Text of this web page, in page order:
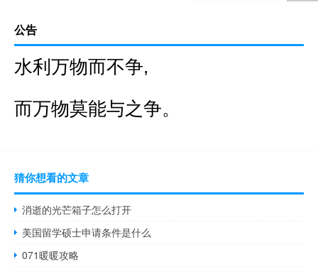
公告
水利万物而不争,
而万物莫能与之争。
猜你想看的文章
消逝的光芒箱子怎么打开
美国留学硕士申请条件是什么
071暖暖攻略